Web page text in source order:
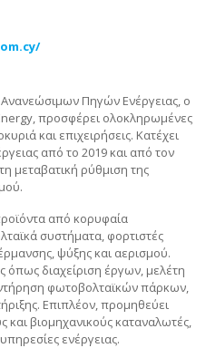
Πηγών Ενέργειας, ο
προσφέρει ολοκληρωμένες
και επιχειρήσεις. Κατέχει
από το 2019 και από τον
μεταβατική ρύθμιση της
από κορυφαία
συστήματα, φορτιστές
ψύξης και αερισμού.
διαχείριση έργων, μελέτη
φωτοβολταϊκών πάρκων,
Επιπλέον, προμηθεύει
και βιομηχανικούς καταναλωτές,
ενέργειας.